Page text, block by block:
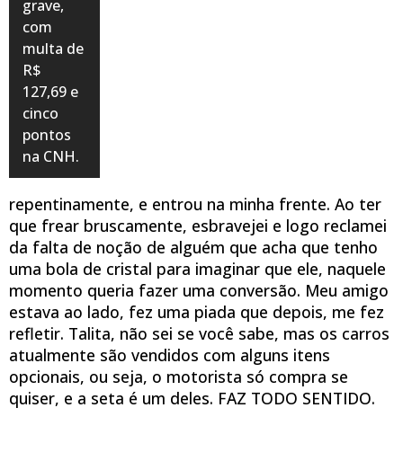
grave,
com
multa de
R$
127,69 e
cinco
pontos
na CNH.
repentinamente, e entrou na minha frente. Ao ter
que frear bruscamente, esbravejei e logo reclamei
da falta de noção de alguém que acha que tenho
uma bola de cristal para imaginar que ele, naquele
momento queria fazer uma conversão. Meu amigo
estava ao lado, fez uma piada que depois, me fez
refletir. Talita, não sei se você sabe, mas os carros
atualmente são vendidos com alguns itens
opcionais, ou seja, o motorista só compra se
quiser, e a seta é um deles. FAZ TODO SENTIDO.